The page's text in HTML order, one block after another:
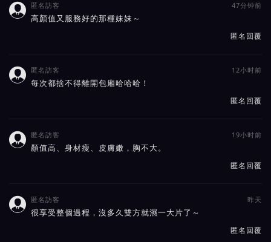
 匿名訪客 47分钟前
高顏值又服務好的那種妹妹～
匿名回覆
 匿名訪客 12小时前
每次都捨不得離開包廂哈哈哈！
匿名回覆
 匿名訪客 19小时前
顏值高、身材瘦、皮膚嫩，胸不大。
匿名回覆
 匿名訪客 昨天
很享受整個過程，沒多久雙方就濕一大片了～
匿名回覆